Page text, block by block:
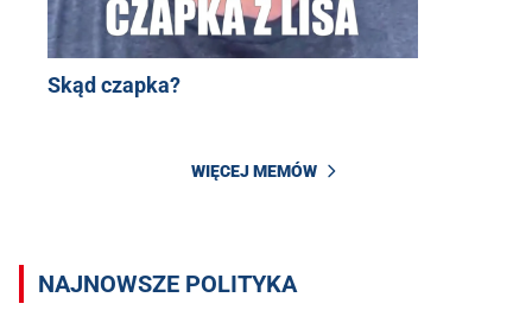
Skąd czapka?
WIĘCEJ MEMÓW
NAJNOWSZE POLITYKA